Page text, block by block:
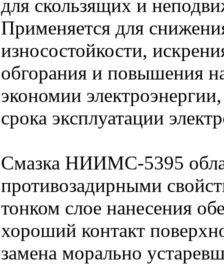
для скользящих и
Применяется для
износостойкости,
обгорания и повышения
экономии
срока эксплуатации
Смазка НИИМС-5395
противозадирными
тонком слое нанесения
хороший контакт
замена морально